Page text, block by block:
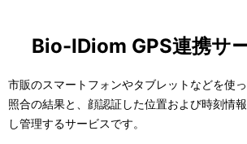
Bio-IDiom GPS連携サ
市販のスマートフォンやタブレットなどを使
照合の結果と、顔認証した位置および時刻情
し管理するサービスです。